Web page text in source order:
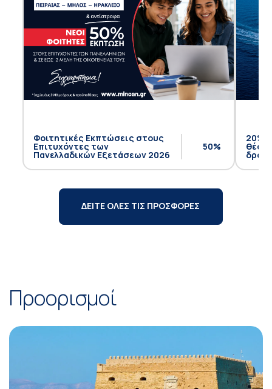
Φοιτητικές Εκπτώσεις στους
Επιτυχόντες των
Πανελλαδικών Εξετάσεων 2026
50%
20%
θέση
ΔΕΙΤΕ ΟΛΕΣ ΤΙΣ ΠΡΟΣΦΟΡΕΣ
Προορισμοί